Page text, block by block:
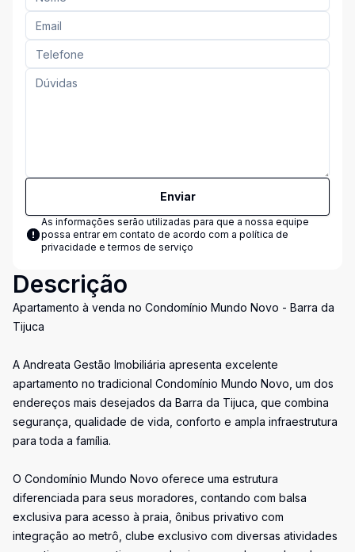
Enviar
As informações serão utilizadas para que a nossa equipe
possa entrar em contato de acordo com a política de
privacidade e termos de serviço
Descrição
Apartamento à venda no Condomínio Mundo Novo - Barra da
Tijuca
A Andreata Gestão Imobiliária apresenta excelente
apartamento no tradicional Condomínio Mundo Novo, um dos
endereços mais desejados da Barra da Tijuca, que combina
segurança, qualidade de vida, conforto e ampla infraestrutura
para toda a família.
O Condomínio Mundo Novo oferece uma estrutura
diferenciada para seus moradores, contando com balsa
exclusiva para acesso à praia, ônibus privativo com
integração ao metrô, clube exclusivo com diversas atividades